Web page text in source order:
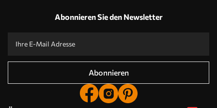
Abonnieren Sie den Newsletter
Abonnieren